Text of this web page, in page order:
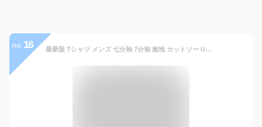
no. 16 最新版 Tシャツ メンズ 七分袖 7分袖 無地 カットソー Uネック Vネック インナーシャツ 七分袖Tシャツ 無地Tシャツ ポリエステル コットン 綿 長袖と半袖の中間丈 7分袖Tシャツ 白Tシャツ 黒Tシャツ インナー 重ね着 7分丈 春 夏 秋 冬 オールシーズン